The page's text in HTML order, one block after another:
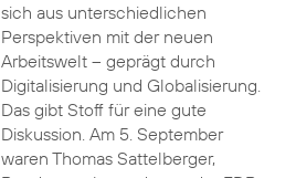
sich aus unterschiedlichen
Perspektiven mit der neuen
Arbeitswelt – geprägt durch
Digitalisierung und Globalisierung.
Das gibt Stoff für eine gute
Diskussion. Am 5. September
waren Thomas Sattelberger,